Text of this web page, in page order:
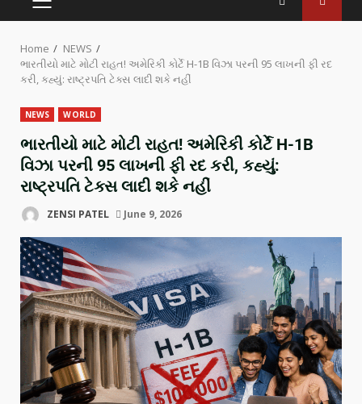
Home
NEWS
ભારતીયો માટે મોટી રાહત! અમેરિકી કોર્ટે H-1B વિઝા પરની 95 લાખની ફી રદ
કરી, કહ્યું: રાષ્ટ્રપતિ ટેક્સ લાદી શકે નહીં
NEWS WORLD
ભારતીયો માટે મોટી રાહત! અમેરિકી કોર્ટે H-1B
વિઝા પરની 95 લાખની ફી રદ કરી, કહ્યું:
રાષ્ટ્રપતિ ટેક્સ લાદી શકે નહીં
ZENSI PATEL June 9, 2026